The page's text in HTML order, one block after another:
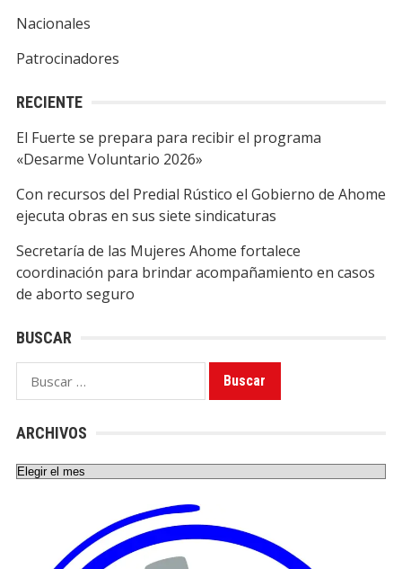
Nacionales
Patrocinadores
RECIENTE
El Fuerte se prepara para recibir el programa
«Desarme Voluntario 2026»
Con recursos del Predial Rústico el Gobierno de Ahome
ejecuta obras en sus siete sindicaturas
Secretaría de las Mujeres Ahome fortalece
coordinación para brindar acompañamiento en casos
de aborto seguro
BUSCAR
Buscar:
ARCHIVOS
Archivos